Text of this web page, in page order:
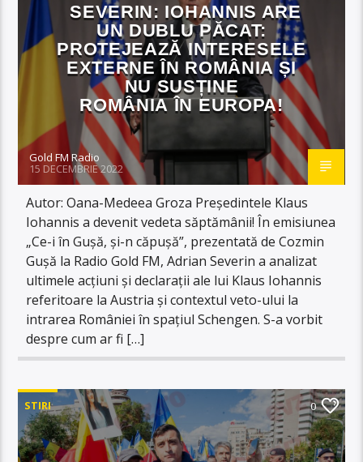
SEVERIN: IOHANNIS ARE
UN DUBLU PĂCAT:
PROTEJEAZĂ INTERESELE
EXTERNE ÎN ROMÂNIA ȘI
NU SUSȚINE
ROMÂNIA ÎN EUROPA!
Gold FM Radio
15 DECEMBRIE 2022
Autor: Oana-Medeea Groza Președintele Klaus
Iohannis a devenit vedeta săptămânii! În emisiunea
„Ce-i în Gușă, și-n căpușă”, prezentată de Cozmin
Gușă la Radio Gold FM, Adrian Severin a analizat
ultimele acțiuni și declarații ale lui Klaus Iohannis
referitoare la Austria și contextul veto-ului la
intrarea României în spațiul Schengen. S-a vorbit
despre cum ar fi […]
STIRI 0